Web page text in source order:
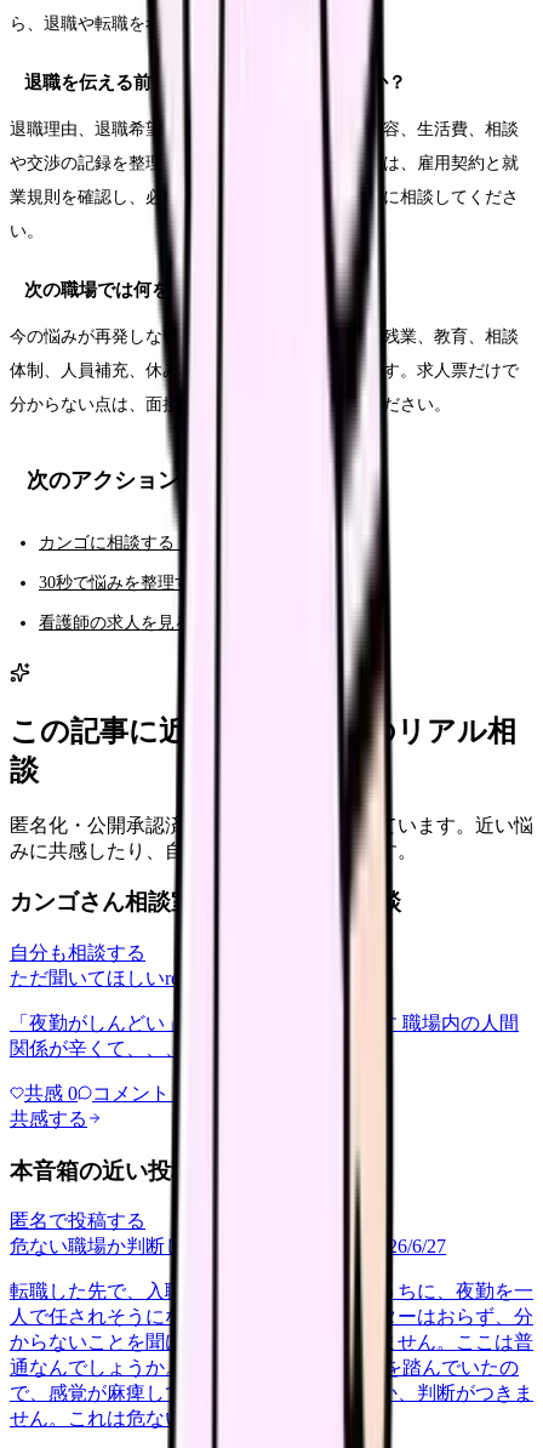
ら、退職や転職を考える十分な理由になります。
退職を伝える前に何を準備すればいいですか？
退職理由、退職希望日、有休残日数、引き継ぎ内容、生活費、相談
や交渉の記録を整理します。法的な不安がある時は、雇用契約と就
業規則を確認し、必要に応じて公的窓口や専門家に相談してくださ
い。
次の職場では何を確認すればいいですか？
今の悩みが再発しない条件を確認します。夜勤、残業、教育、相談
体制、人員補充、休みやすさ、給与の内訳などです。求人票だけで
分からない点は、面接や見学で具体的に聞いてください。
次のアクション
カンゴに相談する（AI相談）
30秒で悩みを整理する（悩み診断）
看護師の求人を見る
この記事に近い看護師さんのリアル相
談
匿名化・公開承認済みの本音だけを表示しています。近い悩
みに共感したり、自分の状況を投稿できます。
カンゴさん相談室から共有された相談
自分も相談する
ただ聞いてほしいrelationships
「夜勤がしんどい」について相談したいです 職場内の人間
関係が辛くて、、、
共感 0 コメント
共感する
本音箱の近い投稿
匿名で投稿する
危ない職場か判断してほしい
2026/6/27
転職した先で、入職して二ヶ月も経たないうちに、夜勤を一
人で任されそうになっています。プリセプターはおらず、分
からないことを聞ける相手も日によっていません。ここは普
通なんでしょうか。 前の職場はもっと段階を踏んでいたの
で、感覚が麻痺しているのか自分が甘いのか、判断がつきま
せん。これは危ない環境なのか…